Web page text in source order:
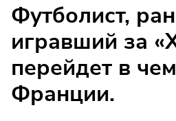
Футболист,
игравший за
перейдет в
Франции.